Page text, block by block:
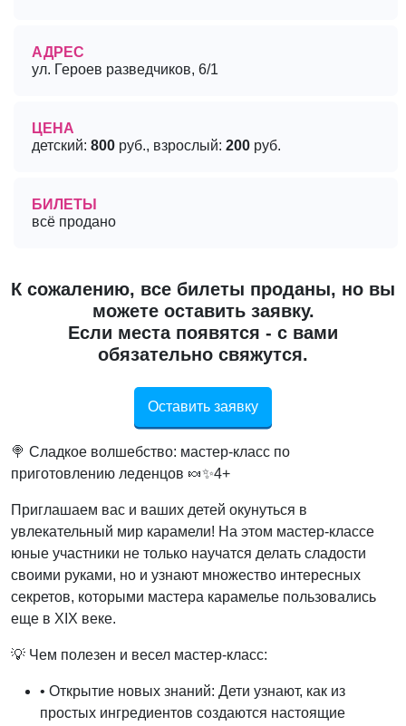
АДРЕС
ул. Героев разведчиков, 6/1
ЦЕНА
детский: 800 руб., взрослый: 200 руб.
БИЛЕТЫ
всё продано
К сожалению, все билеты проданы, но вы
можете оставить заявку.
Если места появятся - с вами
обязательно свяжутся.
Оставить заявку
🍭 Сладкое волшебство: мастер-класс по
приготовлению леденцов 🍬✨4+
Приглашаем вас и ваших детей окунуться в
увлекательный мир карамели! На этом мастер-классе
юные участники не только научатся делать сладости
своими руками, но и узнают множество интересных
секретов, которыми мастера карамелье пользовались
еще в XIX веке.
💡 Чем полезен и весел мастер-класс:
• Открытие новых знаний: Дети узнают, как из
простых ингредиентов создаются настоящие